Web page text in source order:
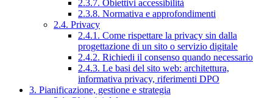
2.3.7. Obiettivi accessibilità
2.3.8. Normativa e approfondimenti
2.4. Privacy
2.4.1. Come rispettare la privacy sin dalla
progettazione di un sito o servizio digitale
2.4.2. Richiedi il consenso quando necessario
2.4.3. Le basi del sito web: architettura,
informativa privacy, riferimenti DPO
3. Pianificazione, gestione e strategia